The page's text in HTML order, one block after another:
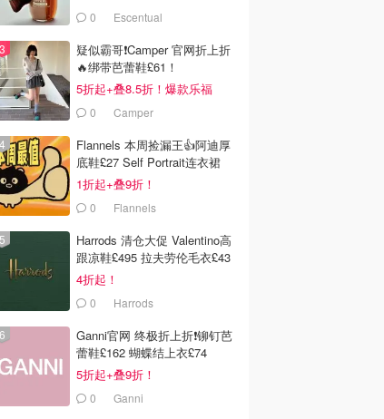
0 Escentual
疑似霸哥❗️Camper 官网折上折
🔥绑带芭蕾鞋£61！
5折起+叠8.5折！爆款乐福
£68！
0 Camper
Flannels 本周捡漏王👍阿迪厚
底鞋£27 Self Portrait连衣裙
£63
1折起+叠9折！
0 Flannels
Harrods 清仓大促 Valentino高
跟凉鞋£495 拉夫劳伦毛衣£43
4折起！
0 Harrods
Ganni官网 终极折上折❗️铆钉芭
蕾鞋£162 蝴蝶结上衣£74
5折起+叠9折！
0 Ganni